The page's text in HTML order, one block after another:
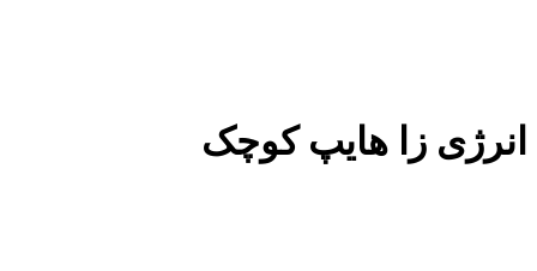
انرژی زا هایپ کوچک